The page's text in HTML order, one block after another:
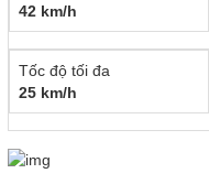
42 km/h
Tốc độ tối đa
25 km/h